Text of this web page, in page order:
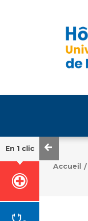
En 1 clic
Accueil /